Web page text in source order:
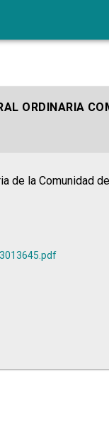
ORDINARIA
de la Comunidad